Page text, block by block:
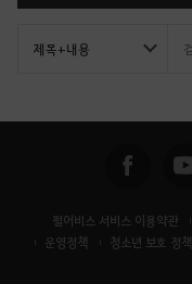
펄어비스 서비스 이용약관
운영정책 청소년 보호 정책